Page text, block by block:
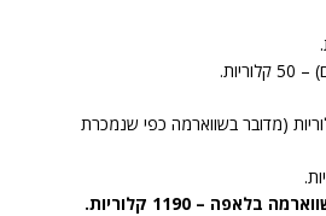
שווארמה – 330 קלוריות (מדובר בשווארמה כפי שנמכרת
– 1190 קלוריות.